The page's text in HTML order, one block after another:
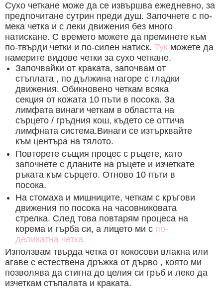
Сухо четкане може да се извършва ежедневно, за
предпочитане сутрин преди душ. Започнете с по-
мека четка и с леки движения без много
натискане. С времето можете да преминете към
по-твърди четки и по-силен натиск. Тук можете да
намерите видове четки за сухо четкане.
Започвайки от краката, започвам от
стъплата , по дължина нагоре с гладки
движения. Обикновено четкам всяка
секция от кожата 10 пъти в посока. За
лимфата винаги четкам в областта на
сърцето / гръдния кош, където се оттича
лимфната система.Винаги се изтърквайте
към центъра на тялото.
Повторете същия процес с ръцете, като
започнете с дланите на ръцете и изчеткате
ръката към сърцето. Отново 10 пъти в
посока.
На стомаха и мишниците, четкам с кръгови
движения по посока на часовниковата
стрелка. След това повтарям процеса на
корема и гърба си, а лицето ми с по-
деликатна четка.
Използвам твърда четка от кокосови влакна или
агаве с естествена дръжка от дърво , която ми
позволява да стигна до целия си гръб и леко да
изчеткам стъпалата и краката.